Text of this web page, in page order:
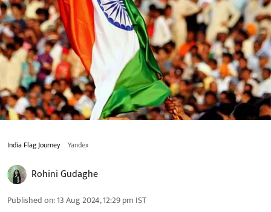
India Flag Journey Yandex
Rohini Gudaghe
Published on:13 Aug 2024, 12:29 pm IST